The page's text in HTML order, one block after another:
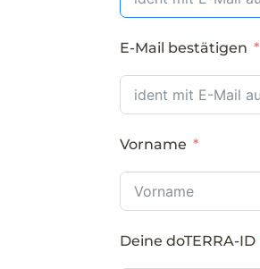
E-Mail bestätigen
Vorname
Deine doTERRA-ID